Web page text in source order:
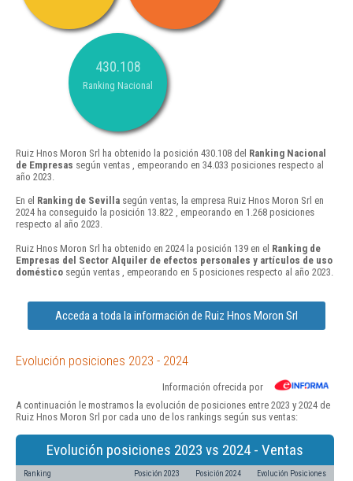
430.108
Ranking Nacional
Ruiz Hnos Moron Srl ha obtenido la posición 430.108 del Ranking Nacional
de Empresas según ventas , empeorando en 34.033 posiciones respecto al
año 2023.
En el Ranking de Sevilla según ventas, la empresa Ruiz Hnos Moron Srl en
2024 ha conseguido la posición 13.822 , empeorando en 1.268 posiciones
respecto al año 2023.
Ruiz Hnos Moron Srl ha obtenido en 2024 la posición 139 en el Ranking de
Empresas del Sector Alquiler de efectos personales y artículos de uso
doméstico según ventas , empeorando en 5 posiciones respecto al año 2023.
Acceda a toda la información de Ruiz Hnos Moron Srl
Evolución posiciones 2023 - 2024
Información ofrecida por
A continuación le mostramos la evolución de posiciones entre 2023 y 2024 de
Ruiz Hnos Moron Srl por cada uno de los rankings según sus ventas:
Evolución posiciones 2023 vs 2024 - Ventas
Ranking Posición 2023 Posición 2024 Evolución Posiciones